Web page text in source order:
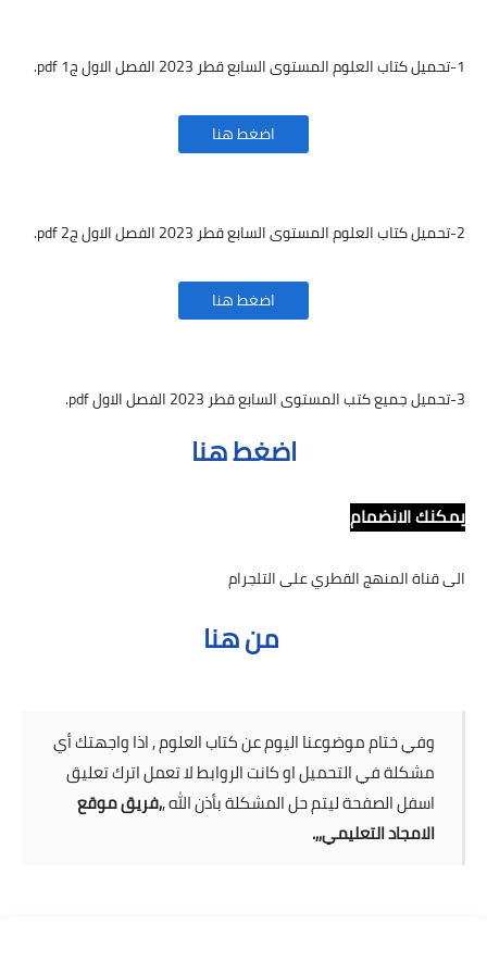
1-تحميل كتاب العلوم المستوى السابع قطر 2023 الفصل الاول ج1 pdf.
اضغط هنا
2-تحميل كتاب العلوم المستوى السابع قطر 2023 الفصل الاول ج2 pdf.
اضغط هنا
3-تحميل جميع كتب المستوى السابع قطر 2023 الفصل الاول pdf.
اضغط هنا
يمكنك الانضمام
الى قناة المنهج القطري على التلجرام
من هنا
وفي ختام موضوعنا اليوم عن كتاب العلوم , اذا واجهتك أي
مشكلة في التحميل او كانت الروابط لا تعمل اترك تعليق
اسفل الصفحة ليتم حل المشكلة بأذن الله ,,فريق موقع
الامجاد التعليمي,,.